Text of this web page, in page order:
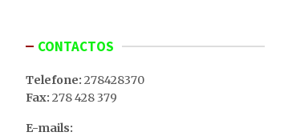
CONTACTOS
Telefone: 278428370
Fax: 278 428 379
E-mails: